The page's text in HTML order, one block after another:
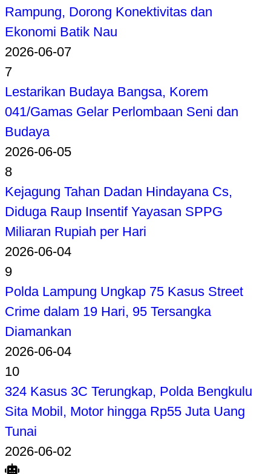
Rampung, Dorong Konektivitas dan
Ekonomi Batik Nau
2026-06-07
7
Lestarikan Budaya Bangsa, Korem
041/Gamas Gelar Perlombaan Seni dan
Budaya
2026-06-05
8
Kejagung Tahan Dadan Hindayana Cs,
Diduga Raup Insentif Yayasan SPPG
Miliaran Rupiah per Hari
2026-06-04
9
Polda Lampung Ungkap 75 Kasus Street
Crime dalam 19 Hari, 95 Tersangka
Diamankan
2026-06-04
10
324 Kasus 3C Terungkap, Polda Bengkulu
Sita Mobil, Motor hingga Rp55 Juta Uang
Tunai
2026-06-02